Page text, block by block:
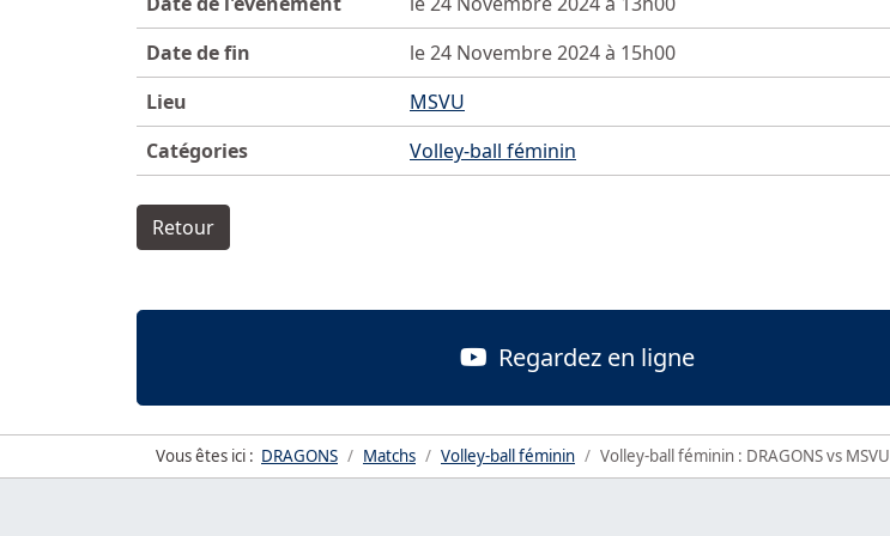
Date de fin
le 24 Novembre 2024 à 15h00
Lieu
MSVU
Catégories
Volley-ball féminin
Retour
Regardez en ligne
Vous êtes ici : DRAGONS Matchs Volley-ball féminin Volley-ball féminin : DRAGONS vs MSVU